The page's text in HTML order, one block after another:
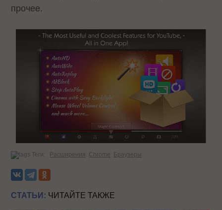
прочее.
Теги: Расширения Chrome Браузеры
СТАТЬИ: ЧИТАЙТЕ ТАКЖЕ